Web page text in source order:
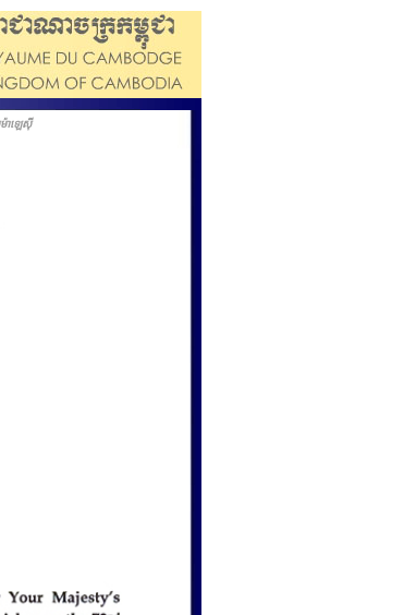
ម៉ាឡេស៊ី